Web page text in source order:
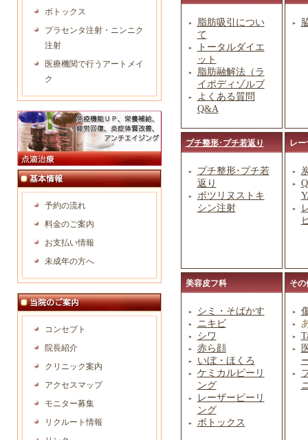
ボトックス
プラセンタ注射・ニンニク
注射
医療機関で行うアートメイ
ク
予約の流れ
料金のご案内
お支払い情報
未成年の方へ
コンセプト
院長紹介
クリニック案内
アクセスマップ
モニター募集
リクルート情報
脂肪吸引につい
て
トータルダイエ
ット
脂肪融解法（ラ
イポディゾルブ
よくある質問
Q&A
プチ整形･プチ若返り
プチ整形･プチ若
返り
ボツリヌストキ
シン注射
レ
美容皮フ科
シミ・そばかす
ニキビ
シワ
赤ら顔
いぼ・ほくろ
ケミカルピーリ
ング
レーザーピーリ
ング
ボトックス
その